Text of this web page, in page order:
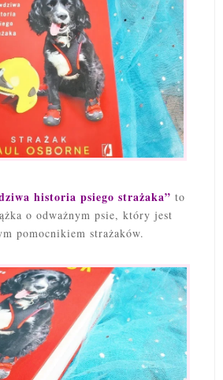
historia psiego strażaka” to
o odważnym psie, który jest
pomocnikiem strażaków.